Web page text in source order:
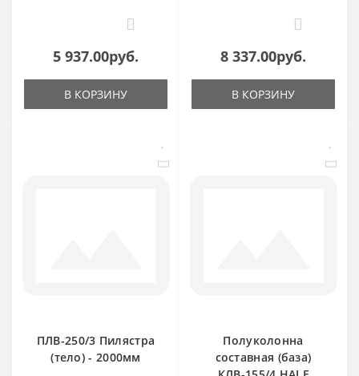
0
5 937.00руб.
В КОРЗИНУ
0
8 337.00руб.
В КОРЗИНУ
ПЛВ-250/3 Пилястра
(тело) - 2000мм
Полуколонна
составная (база)